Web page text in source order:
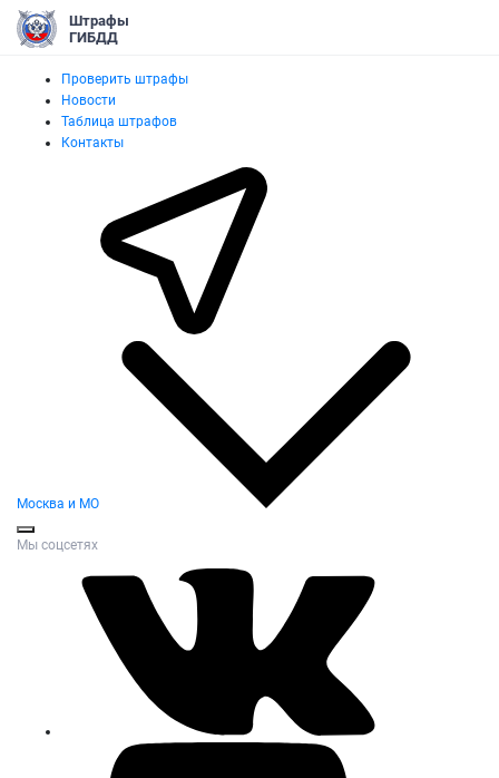
Штрафы
ГИБДД
Проверить штрафы
Новости
Таблица штрафов
Контакты
Москва и МО
Мы соцсетях